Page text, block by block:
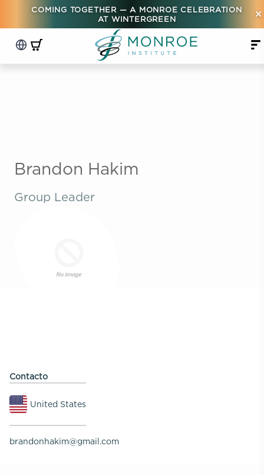
COMING TOGETHER — A MONROE CELEBRATION
AT WINTERGREEN
×
Brandon Hakim
Group Leader
Contacto
United States
brandonhakim@gmail.com